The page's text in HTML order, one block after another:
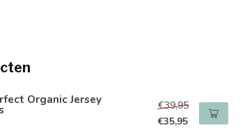
Organic Jersey
€39,95
€35,95